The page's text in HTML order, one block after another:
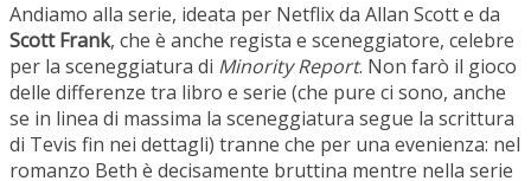
Andiamo alla serie, ideata per Netflix da Allan Scott e da
Scott Frank, che è anche regista e sceneggiatore, celebre
per la sceneggiatura di Minority Report. Non farò il gioco
delle differenze tra libro e serie (che pure ci sono, anche
se in linea di massima la sceneggiatura segue la scrittura
di Tevis fin nei dettagli) tranne che per una evenienza: nel
romanzo Beth è decisamente bruttina mentre nella serie